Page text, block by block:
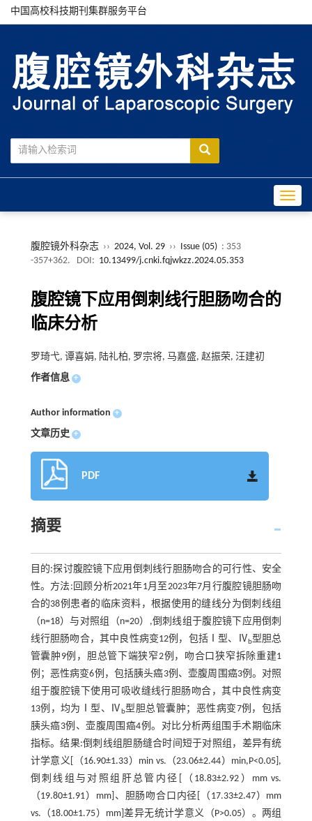
中国高校科技期刊集群服务平台
腹腔镜外科杂志 ›› 2024, Vol. 29 ›› Issue (05) : 353
-357+362.
DOI: 10.13499/j.cnki.fqjwkzz.2024.05.353
腹腔镜下应用倒刺线行胆肠吻合的
临床分析
罗琦弋, 谭喜娟, 陆礼柏, 罗宗将, 马嘉盛, 赵振荣, 汪建初
作者信息 +
Author information +
文章历史 +
PDF
摘要
目的:探讨腹腔镜下应用倒刺线行胆肠吻合的可行性、安全
性。方法:回顾分析2021年1月至2023年7月行腹腔镜胆肠吻
合的38例患者的临床资料，根据使用的缝线分为倒刺线组
（n=18）与对照组（n=20）,倒刺线组于腹腔镜下应用倒刺
线行胆肠吻合，其中良性病变12例，包括Ⅰ型、Ⅳ b型胆总
管囊肿9例，胆总管下端狭窄2例，吻合口狭窄拆除重建1
例；恶性病变6例，包括胰头癌3例、壶腹周围癌3例。对照
组于腹腔镜下使用可吸收缝线行胆肠吻合，其中良性病变
13例，均为Ⅰ型、Ⅳ b型胆总管囊肿；恶性病变7例，包括
胰头癌3例、壶腹周围癌4例。对比分析两组围手术期临床
指标。结果:倒刺线组胆肠缝合时间短于对照组，差异有统
计学意义[（16.90±1.33）min vs.（23.06±2.44）min,P<0.05],
倒刺线组与对照组肝总管内径[（18.83±2.92）mm vs.
（19.80±1.91）mm]、胆肠吻合口内径[（17.33±2.47）mm
vs.（18.00±1.75）mm]差异无统计学意义（P>0.05）。两组